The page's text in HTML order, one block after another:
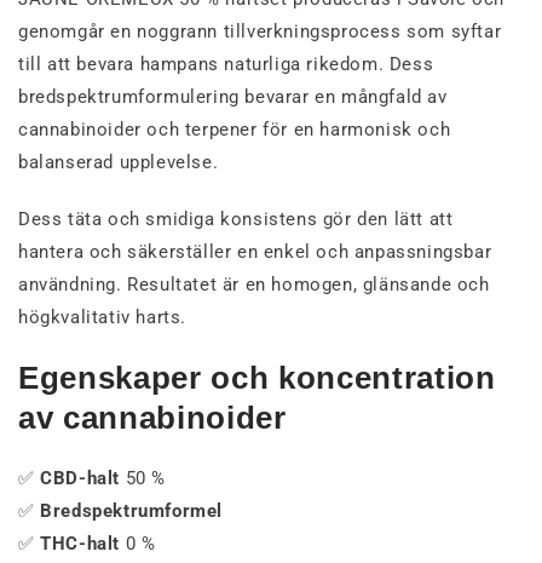
genomgår en noggrann tillverkningsprocess som syftar
till att bevara hampans naturliga rikedom. Dess
bredspektrumformulering bevarar en mångfald av
cannabinoider och terpener för en harmonisk och
balanserad upplevelse.
Dess täta och smidiga konsistens gör den lätt att
hantera och säkerställer en enkel och anpassningsbar
användning. Resultatet är en homogen, glänsande och
högkvalitativ harts.
Egenskaper och koncentration
av cannabinoider
✅CBD-halt 50 %
✅ Bredspektrumformel
✅THC-halt 0 %